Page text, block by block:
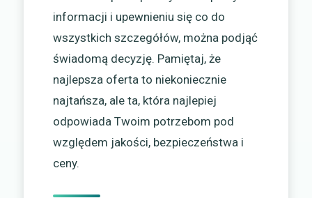
informacji i upewnieniu się co do
wszystkich szczegółów, można podjąć
świadomą decyzję. Pamiętaj, że
najlepsza oferta to niekoniecznie
najtańsza, ale ta, która najlepiej
odpowiada Twoim potrzebom pod
względem jakości, bezpieczeństwa i
ceny.